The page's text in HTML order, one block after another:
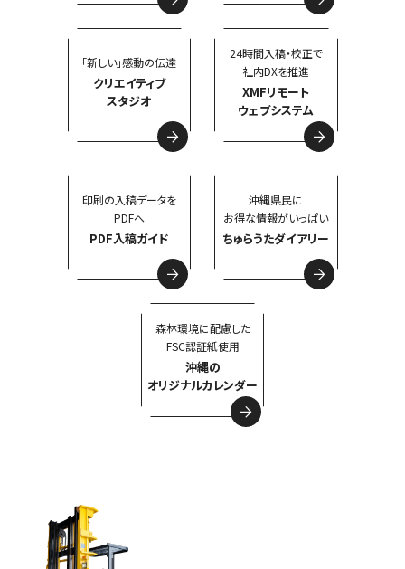
「新しい」感動の伝達
クリエイティブ
スタジオ
24時間入稿・校正で
社内DXを推進
XMFリモート
ウェブシステム
印刷の入稿データを
PDFへ
PDF入稿ガイド
沖縄県民に
お得な情報がいっぱい
ちゅらうたダイアリー
森林環境に配慮した
FSC認証紙使用
沖縄の
オリジナルカレンダー